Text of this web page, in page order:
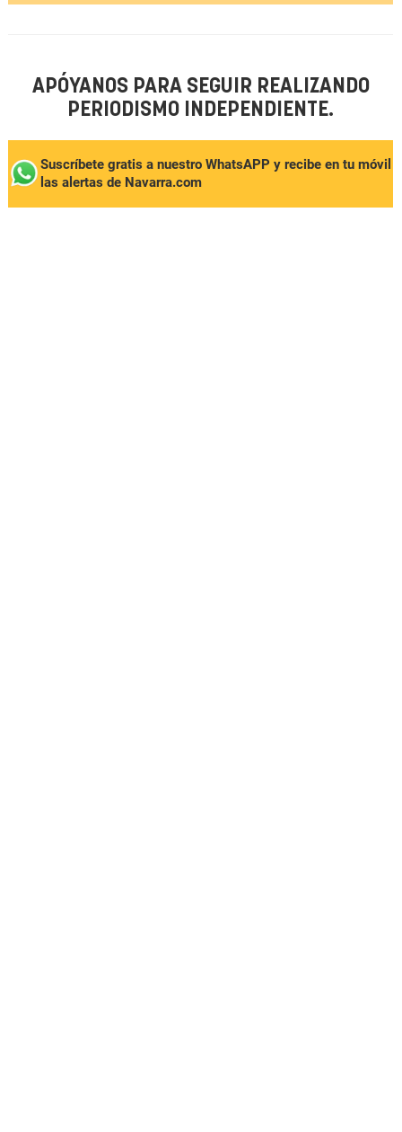
APÓYANOS PARA SEGUIR REALIZANDO
PERIODISMO INDEPENDIENTE.
Suscríbete gratis a nuestro WhatsAPP y recibe en tu móvil
las alertas de Navarra.com